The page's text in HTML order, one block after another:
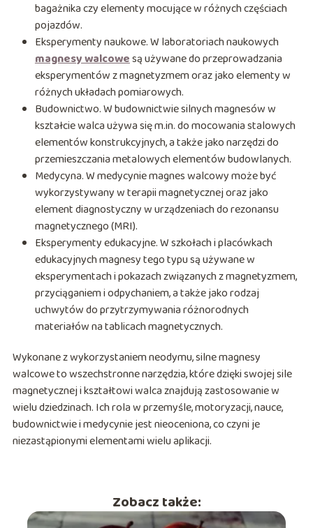
bagażnika czy elementy mocujące w różnych częściach
pojazdów.
Eksperymenty naukowe. W laboratoriach naukowych
magnesy walcowesą używane do przeprowadzania
eksperymentów z magnetyzmem oraz jako elementy w
różnych układach pomiarowych.
Budownictwo. W budownictwie silnych magnesów w
kształcie walca używa się m.in. do mocowania stalowych
elementów konstrukcyjnych, a także jako narzędzi do
przemieszczania metalowych elementów budowlanych.
Medycyna. W medycynie magnes walcowy może być
wykorzystywany w terapii magnetycznej oraz jako
element diagnostyczny w urządzeniach do rezonansu
magnetycznego (MRI).
Eksperymenty edukacyjne. W szkołach i placówkach
edukacyjnych magnesy tego typu są używane w
eksperymentach i pokazach związanych z magnetyzmem,
przyciąganiem i odpychaniem, a także jako rodzaj
uchwytów do przytrzymywania różnorodnych
materiałów na tablicach magnetycznych.
Wykonane z wykorzystaniem neodymu, silne magnesy
walcowe to wszechstronne narzędzia, które dzięki swojej sile
magnetycznej i kształtowi walca znajdują zastosowanie w
wielu dziedzinach. Ich rola w przemyśle, motoryzacji, nauce,
budownictwie i medycynie jest nieoceniona, co czyni je
niezastąpionymi elementami wielu aplikacji.
Zobacz także: